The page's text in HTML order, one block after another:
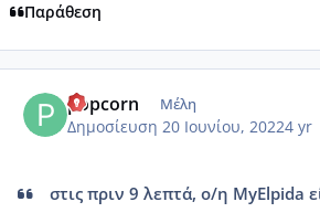
Παράθεση
popcorn Μέλη
Δημοσίευση 20 Ιουνίου, 20224 yr
στις πριν 9 λεπτά, ο/η MyElpida